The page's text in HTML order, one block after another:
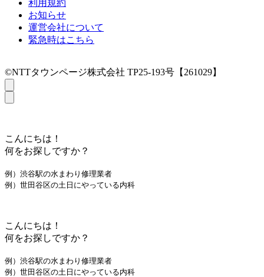
利用規約
お知らせ
運営会社について
緊急時はこちら
©NTTタウンページ株式会社 TP25-193号【261029】
こんにちは！
何をお探しですか？
例）渋谷駅の水まわり修理業者
例）世田谷区の土日にやっている内科
こんにちは！
何をお探しですか？
例）渋谷駅の水まわり修理業者
例）世田谷区の土日にやっている内科